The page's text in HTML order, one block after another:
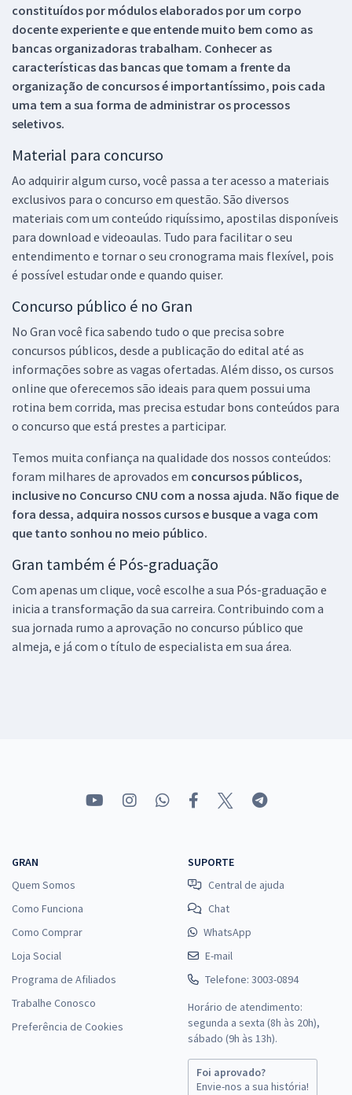
constituídos por módulos elaborados por um corpo
docente experiente e que entende muito bem como as
bancas organizadoras trabalham. Conhecer as
características das bancas que tomam a frente da
organização de concursos é importantíssimo, pois cada
uma tem a sua forma de administrar os processos
seletivos.
Material para concurso
Ao adquirir algum curso, você passa a ter acesso a materiais
exclusivos para o concurso em questão. São diversos
materiais com um conteúdo riquíssimo, apostilas disponíveis
para download e videoaulas. Tudo para facilitar o seu
entendimento e tornar o seu cronograma mais flexível, pois
é possível estudar onde e quando quiser.
Concurso público é no Gran
No Gran você fica sabendo tudo o que precisa sobre
concursos públicos, desde a publicação do edital até as
informações sobre as vagas ofertadas. Além disso, os cursos
online que oferecemos são ideais para quem possui uma
rotina bem corrida, mas precisa estudar bons conteúdos para
o concurso que está prestes a participar.
Temos muita confiança na qualidade dos nossos conteúdos:
foram milhares de aprovados em concursos públicos,
inclusive no Concurso CNU com a nossa ajuda. Não fique de
fora dessa, adquira nossos cursos e busque a vaga com
que tanto sonhou no meio público.
Gran também é Pós-graduação
Com apenas um clique, você escolhe a sua Pós-graduação e
inicia a transformação da sua carreira. Contribuindo com a
sua jornada rumo a aprovação no concurso público que
almeja, e já com o título de especialista em sua área.
GRAN
Quem Somos
Como Funciona
Como Comprar
Loja Social
Programa de Afiliados
Trabalhe Conosco
Preferência de Cookies
SUPORTE
Central de ajuda
Chat
WhatsApp
E-mail
Telefone: 3003-0894
Horário de atendimento:
segunda a sexta (8h às 20h),
sábado (9h às 13h).
Foi aprovado?
Envie-nos a sua história!